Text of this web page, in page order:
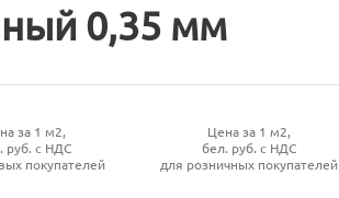
0,35 мм
за 1 м2,
руб. с НДС
покупателей
Цена за 1 м2,
бел. руб. с НДС
для розничных покупателей